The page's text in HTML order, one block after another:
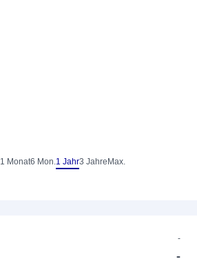
1 Monat6 Mon.1 Jahr3 Jahre Max.
-
-